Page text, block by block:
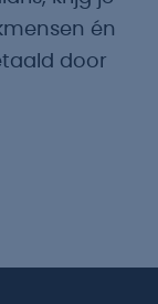
én
door